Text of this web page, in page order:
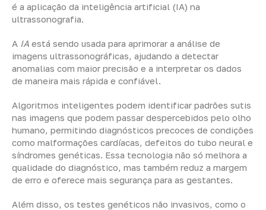
é a aplicação da inteligência artificial (IA) na
ultrassonografia.
A IA está sendo usada para aprimorar a análise de
imagens ultrassonográficas, ajudando a detectar
anomalias com maior precisão e a interpretar os dados
de maneira mais rápida e confiável.
Algoritmos inteligentes podem identificar padrões sutis
nas imagens que podem passar despercebidos pelo olho
humano, permitindo diagnósticos precoces de condições
como malformações cardíacas, defeitos do tubo neural e
síndromes genéticas. Essa tecnologia não só melhora a
qualidade do diagnóstico, mas também reduz a margem
de erro e oferece mais segurança para as gestantes.
Além disso, os testes genéticos não invasivos, como o